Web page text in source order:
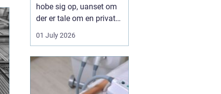
hobe sig op, uanset om
der er tale om en privat
have, læhegn langs
marken eller større
oplever, at bunker af
grene, kvas og toppe
både skæmmer området
01 July 2026